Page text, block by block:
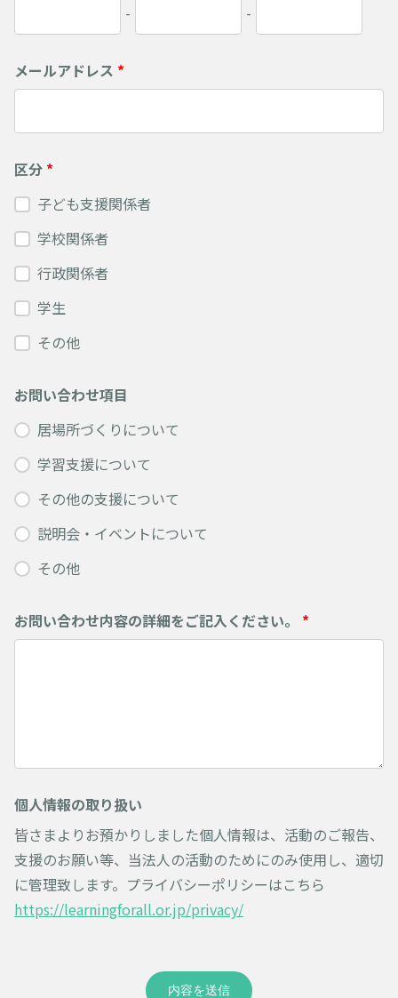
-
-
メールアドレス *
区分 *
子ども支援関係者
学校関係者
行政関係者
学生
その他
お問い合わせ項目
居場所づくりについて
学習支援について
その他の支援について
説明会・イベントについて
その他
お問い合わせ内容の詳細をご記入ください。 *
個人情報の取り扱い
皆さまよりお預かりしました個人情報は、活動のご報告、
支援のお願い等、当法人の活動のためにのみ使用し、適切
に管理致します。プライバシーポリシーはこちら
https://learningforall.or.jp/privacy/
内容を送信